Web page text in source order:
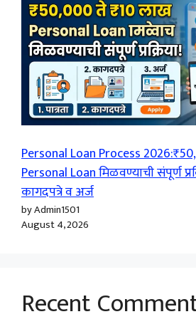
Personal Loan Process
Personal Loan मिळवण्याची संपूर्ण
कागदपत्रे व अर्ज
by Admin1501
August 4, 2026
Recent